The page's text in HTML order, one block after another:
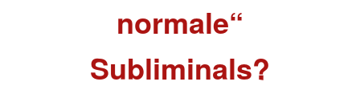
normale“
Subliminals?